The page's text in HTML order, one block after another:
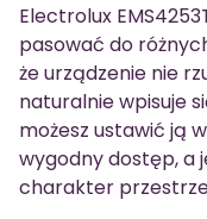
Electrolux
pasować do
że urządzenie nie
naturalnie wpisuje
możesz ustawić ją
wygodny dostęp, a
charakter